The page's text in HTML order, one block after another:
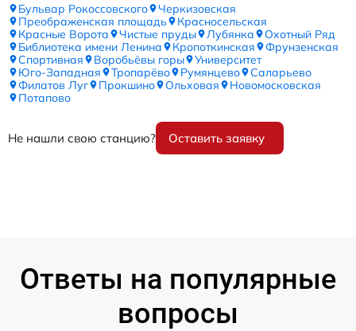
Бульвар Рокоссовского
Черкизовская
Преображенская площадь
Красносельская
Красные Ворота
Чистые пруды Лубянка
Охотный Ряд
Библиотека имени Ленина
Кропоткинская
Фрунзенская
Спортивная
Воробьёвы горы
Университет
Юго-Западная
Тропарёво Румянцево
Саларьево
Филатов Луг
Прокшино Ольховая
Новомосковская
Потапово
Не нашли свою станцию? Оставить заявку
Ответы на популярные
вопросы